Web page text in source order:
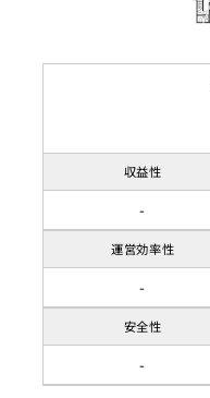
収益性
-
運営効率性
-
安全性
-